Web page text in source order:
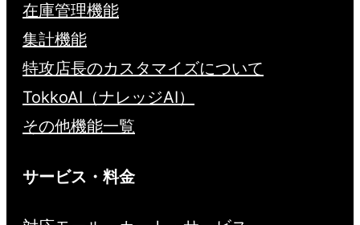
在庫管理機能
集計機能
特攻店長のカスタマイズについて
TokkoAI（ナレッジAI）
その他機能一覧
サービス・料金